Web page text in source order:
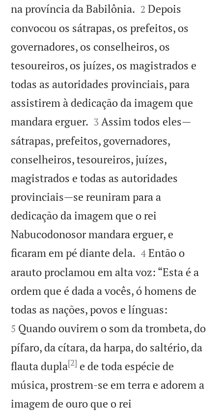
na província da Babilônia. 

2 Depois
convocou os sátrapas, os prefeitos, os
governadores, os conselheiros, os
tesoureiros, os juízes, os magistrados e
todas as autoridades provinciais, para
assistirem à dedicação da imagem que
mandara erguer. 

3 Assim todos eles—
sátrapas, prefeitos, governadores,
conselheiros, tesoureiros, juízes,
magistrados e todas as autoridades
provinciais—se reuniram para a
dedicação da imagem que o rei
Nabucodonosor mandara erguer, e
ficaram em pé diante dela. 

4 Então o
arauto proclamou em alta voz: “Esta é a
ordem que é dada a vocês, ó homens de
todas as nações, povos e línguas:
5 Quando ouvirem o som da trombeta, do
pífaro, da cítara, da harpa, do saltério, da
flauta dupla[2] e de toda espécie de
música, prostrem-se em terra e adorem a
imagem de ouro que o rei